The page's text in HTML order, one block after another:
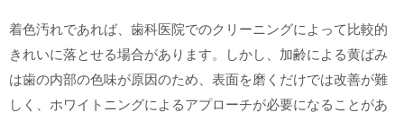
着色汚れであれば、歯科医院でのクリーニングによって比較的
きれいに落とせる場合があります。しかし、加齢による黄ばみ
は歯の内部の色味が原因のため、表面を磨くだけでは改善が難
しく、ホワイトニングによるアプローチが必要になることがあ